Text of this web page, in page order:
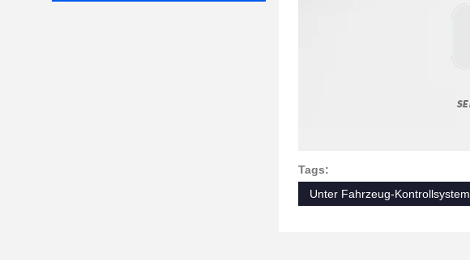
Tags:
Unter Fahrzeug-Kontrollsystem